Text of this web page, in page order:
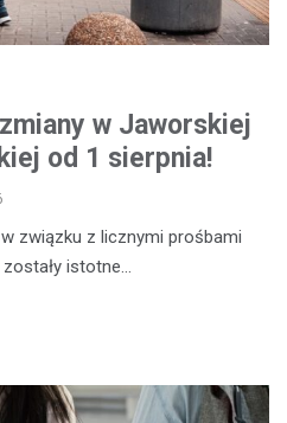
w Jaworskiej
od 1 sierpnia!
związku z licznymi prośbami
istotne…